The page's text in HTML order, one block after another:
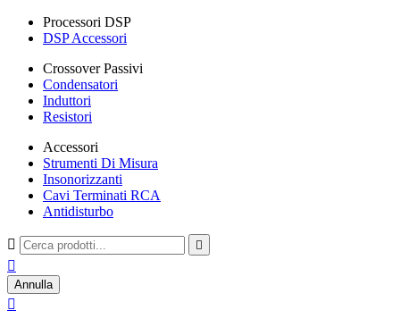
Processori DSP
DSP Accessori
Crossover Passivi
Condensatori
Induttori
Resistori
Accessori
Strumenti Di Misura
Insonorizzanti
Cavi Terminati RCA
Antidisturbo
 

Annulla
